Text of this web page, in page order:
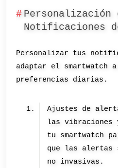
Personalización
Notificaciones
Personalizar tus
adaptar el smartwatch
preferencias diarias.
Ajustes de
las vibraciones
tu smartwatch
que las alertas
no invasivas.